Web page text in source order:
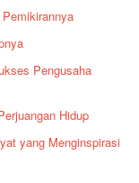
Pengusaha
Hidup
yang Menginspirasi